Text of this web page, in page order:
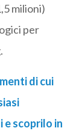
milioni)
per
di cui
e scoprilo in